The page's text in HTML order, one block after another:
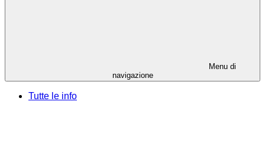
Menu di
navigazione
Tutte le info